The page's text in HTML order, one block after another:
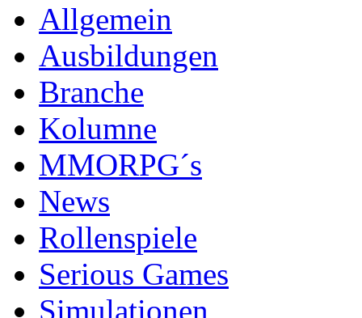
Allgemein
Ausbildungen
Branche
Kolumne
MMORPG´s
News
Rollenspiele
Serious Games
Simulationen